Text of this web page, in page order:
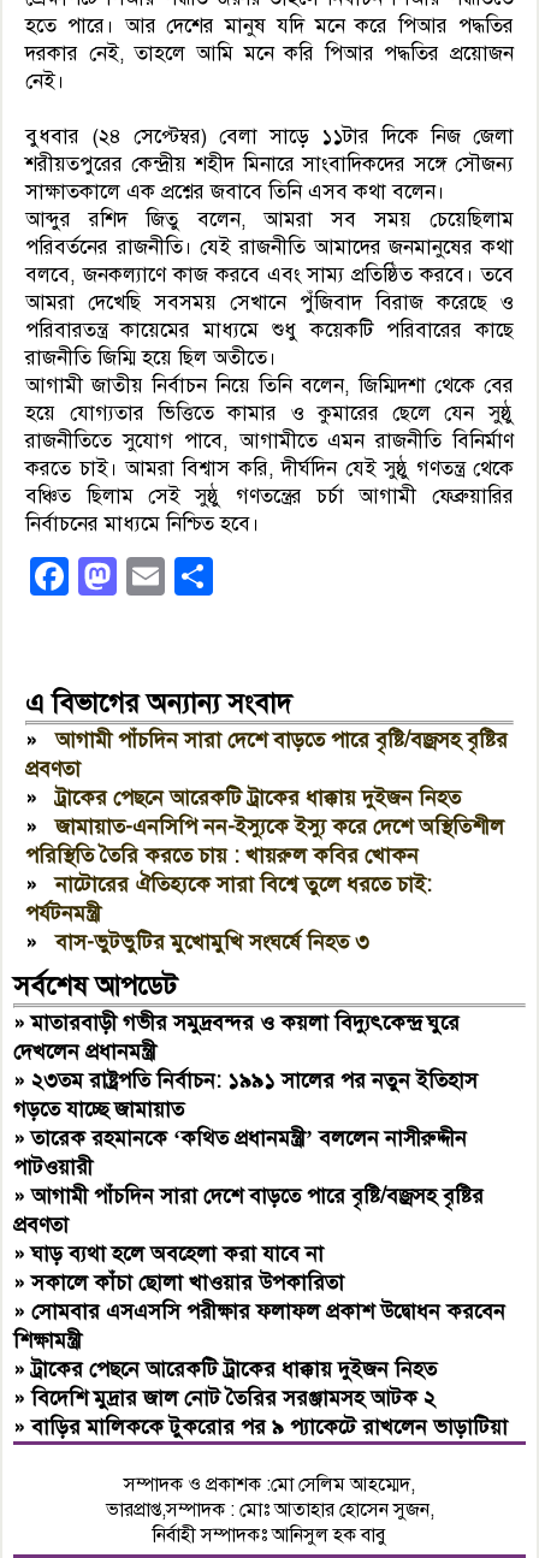
হতে পারে। আর দেশের মানুষ যদি মনে করে পিআর পদ্ধতির
দরকার নেই, তাহলে আমি মনে করি পিআর পদ্ধতির প্রয়োজন
নেই।
বুধবার (২৪ সেপ্টেম্বর) বেলা সাড়ে ১১টার দিকে নিজ জেলা
শরীয়তপুরের কেন্দ্রীয় শহীদ মিনারে সাংবাদিকদের সঙ্গে সৌজন্য
সাক্ষাতকালে এক প্রশ্নের জবাবে তিনি এসব কথা বলেন।
আব্দুর রশিদ জিতু বলেন, আমরা সব সময় চেয়েছিলাম
পরিবর্তনের রাজনীতি। যেই রাজনীতি আমাদের জনমানুষের কথা
বলবে, জনকল্যাণে কাজ করবে এবং সাম্য প্রতিষ্ঠিত করবে। তবে
আমরা দেখেছি সবসময় সেখানে পুঁজিবাদ বিরাজ করেছে ও
পরিবারতন্ত্র কায়েমের মাধ্যমে শুধু কয়েকটি পরিবারের কাছে
রাজনীতি জিম্মি হয়ে ছিল অতীতে।
আগামী জাতীয় নির্বাচন নিয়ে তিনি বলেন, জিম্মিদশা থেকে বের
হয়ে যোগ্যতার ভিত্তিতে কামার ও কুমারের ছেলে যেন সুষ্ঠু
রাজনীতিতে সুযোগ পাবে, আগামীতে এমন রাজনীতি বিনির্মাণ
করতে চাই। আমরা বিশ্বাস করি, দীর্ঘদিন যেই সুষ্ঠু গণতন্ত্র থেকে
বঞ্চিত ছিলাম সেই সুষ্ঠু গণতন্ত্রের চর্চা আগামী ফেব্রুয়ারির
নির্বাচনের মাধ্যমে নিশ্চিত হবে।
Facebook
Mastodon
Email
এ বিভাগের অন্যান্য সংবাদ
»আগামী পাঁচদিন সারা দেশে বাড়তে পারে বৃষ্টি/বজ্রসহ বৃষ্টির
প্রবণতা
»ট্রাকের পেছনে আরেকটি ট্রাকের ধাক্কায় দুইজন নিহত
»জামায়াত-এনসিপি নন-ইস্যুকে ইস্যু করে দেশে অস্থিতিশীল
পরিস্থিতি তৈরি করতে চায় : খায়রুল কবির খোকন
»নাটোরের ঐতিহ্যকে সারা বিশ্বে তুলে ধরতে চাই:
পর্যটনমন্ত্রী
»বাস-ভুটভুটির মুখোমুখি সংঘর্ষে নিহত ৩
সর্বশেষ আপডেট
»মাতারবাড়ী গভীর সমুদ্রবন্দর ও কয়লা বিদ্যুৎকেন্দ্র ঘুরে
দেখলেন প্রধানমন্ত্রী
»২৩তম রাষ্ট্রপতি নির্বাচন: ১৯৯১ সালের পর নতুন ইতিহাস
গড়তে যাচ্ছে জামায়াত
»তারেক রহমানকে ‘কথিত প্রধানমন্ত্রী’ বললেন নাসীরুদ্দীন
পাটওয়ারী
»আগামী পাঁচদিন সারা দেশে বাড়তে পারে বৃষ্টি/বজ্রসহ বৃষ্টির
প্রবণতা
»ঘাড় ব্যথা হলে অবহেলা করা যাবে না
»সকালে কাঁচা ছোলা খাওয়ার উপকারিতা
»সোমবার এসএসসি পরীক্ষার ফলাফল প্রকাশ উদ্বোধন করবেন
শিক্ষামন্ত্রী
»ট্রাকের পেছনে আরেকটি ট্রাকের ধাক্কায় দুইজন নিহত
»বিদেশি মুদ্রার জাল নোট তৈরির সরঞ্জামসহ আটক ২
»বাড়ির মালিককে টুকরোর পর ৯ প্যাকেটে রাখলেন ভাড়াটিয়া
সম্পাদক ও প্রকাশক :মো সেলিম আহম্মেদ,
ভারপ্রাপ্ত,সম্পাদক : মোঃ আতাহার হোসেন সুজন,
নির্বাহী সম্পাদকঃ আনিসুল হক বাবু